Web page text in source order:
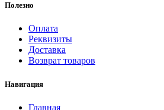
Полезно
Оплата
Реквизиты
Доставка
Возврат товаров
Навигация
Главная